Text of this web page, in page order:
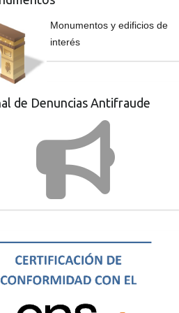
Monumentos y edificios de
interés
de Denuncias Antifraude